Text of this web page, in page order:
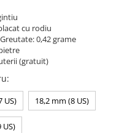
cu rodiu
0,42 grame
(gratuit)
:
US) 18,2 mm (8 US)
US)